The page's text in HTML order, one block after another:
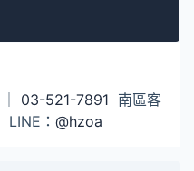
03-521-7891 南區客
LINE： @hzoa